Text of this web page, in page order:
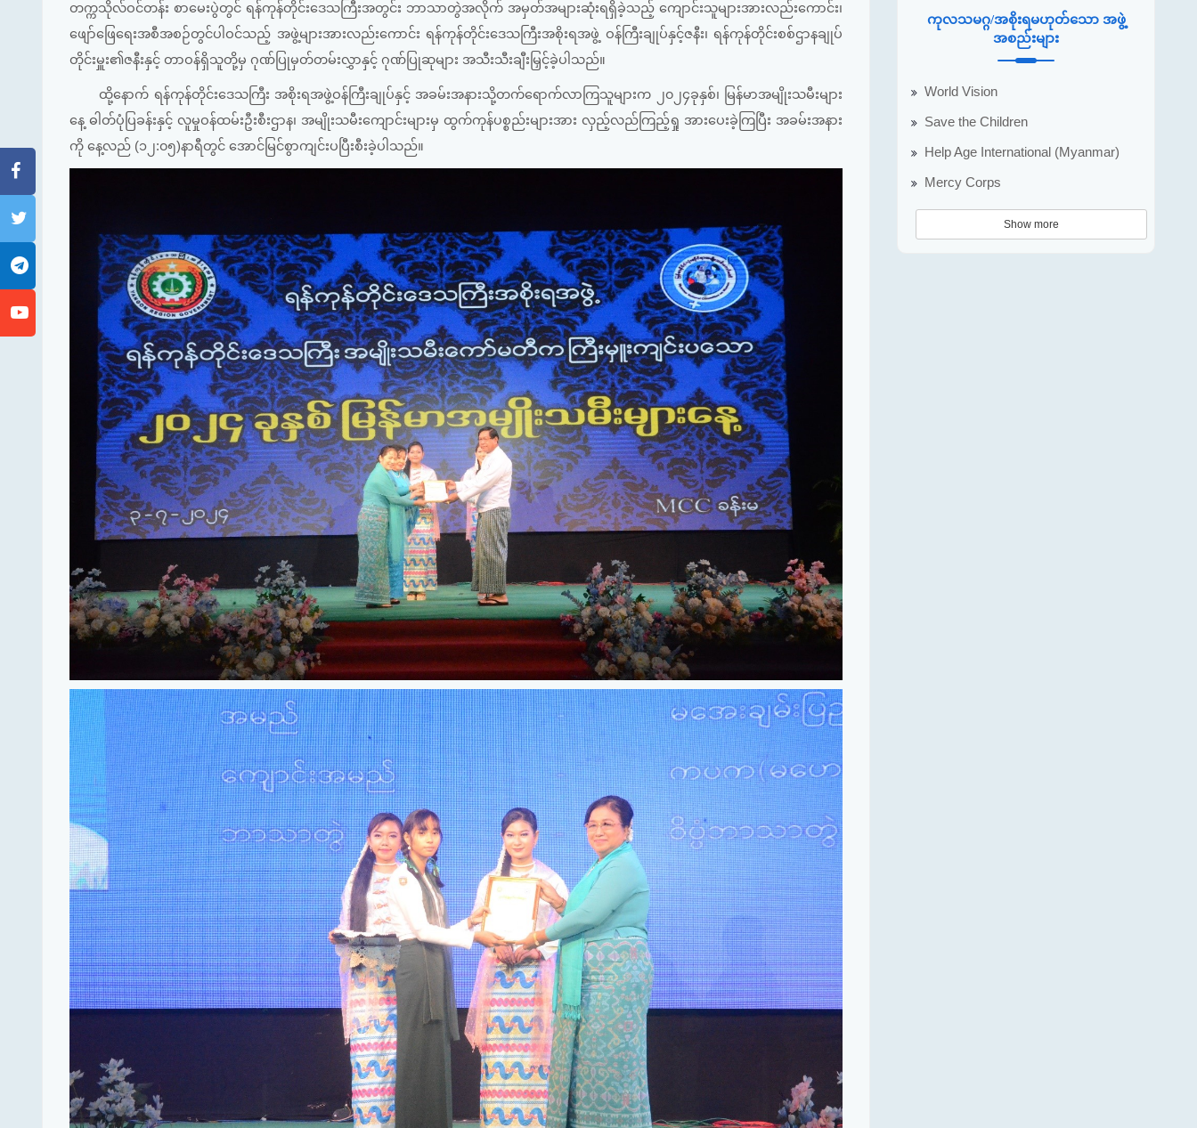
တက္ကသိုလ်ဝင်တန်း စာမေးပွဲတွင် ရန်ကုန်တိုင်းဒေသကြီးအတွင်း ဘာသာတွဲအလိုက် အမှတ်အများဆုံးရရှိခဲ့သည့် ကျောင်းသူများအားလည်းကောင်း၊
ဖျော်ဖြေရေးအစီအစဉ်တွင်ပါဝင်သည့် အဖွဲ့များအားလည်းကောင်း ရန်ကုန်တိုင်းဒေသကြီးအစိုးရအဖွဲ့ ဝန်ကြီးချုပ်နှင့်ဇနီး၊ ရန်ကုန်တိုင်းစစ်ဌာနချုပ်
တိုင်းမှူး၏ဇနီးနှင့် တာဝန်ရှိသူတို့မှ ဂုဏ်ပြုမှတ်တမ်းလွှာနှင့် ဂုဏ်ပြုဆုများ အသီးသီးချီးမြှင့်ခဲ့ပါသည်။
ထို့နောက် ရန်ကုန်တိုင်းဒေသကြီး အစိုးရအဖွဲ့ဝန်ကြီးချုပ်နှင့် အခမ်းအနားသို့တက်ရောက်လာကြသူများက ၂၀၂၄ခုနှစ်၊ မြန်မာအမျိုးသမီးများ
နေ့ ဓါတ်ပုံပြခန်းနှင့် လူမှုဝန်ထမ်းဦးစီးဌာန၊ အမျိုးသမီးကျောင်းများမှ ထွက်ကုန်ပစ္စည်းများအား လှည့်လည်ကြည့်ရှု အားပေးခဲ့ကြပြီး အခမ်းအနား
ကို နေ့လည် (၁၂:၀၅)နာရီတွင် အောင်မြင်စွာကျင်းပပြီးစီးခဲ့ပါသည်။
ကုလသမဂ္ဂ/အစိုးရမဟုတ်သော အဖွဲ့
အစည်းများ
World Vision
Save the Children
Help Age International (Myanmar)
Mercy Corps
Show more